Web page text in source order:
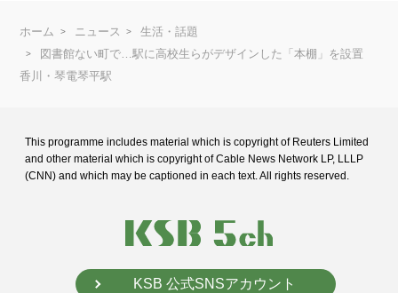
ホーム ニュース
生活・話題
図書館ない町で…駅に高校生らがデザインした「本棚」を設置
香川・琴電琴平駅
This programme includes material which is copyright of Reuters Limited
and other material which is copyright of Cable News Network LP, LLLP
(CNN) and which may be captioned in each text. All rights reserved.
KSB 公式SNSアカウント